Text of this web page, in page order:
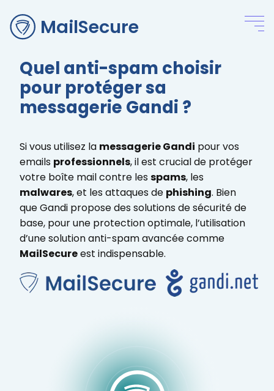
MailSecure
Quel anti-spam choisir
pour protéger sa
messagerie Gandi ?
Si vous utilisez la messagerie Gandi pour vos
emails professionnels, il est crucial de protéger
votre boîte mail contre lesspams, les
malwares, et les attaques de phishing. Bien
que Gandi propose des solutions de sécurité de
base, pour une protection optimale, l’utilisation
d’une solution anti-spam avancée comme
MailSecureest indispensable.